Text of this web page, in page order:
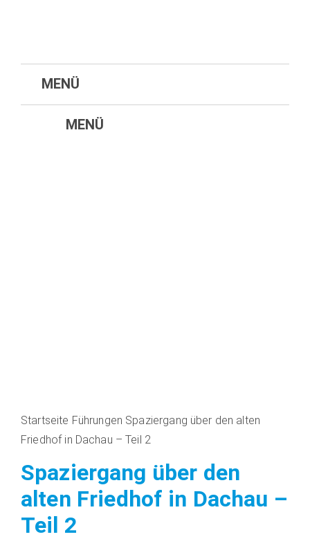
MENÜ
MENÜ
Startseite Führungen Spaziergang über den alten
Friedhof in Dachau – Teil 2
Spaziergang über den
alten Friedhof in Dachau –
Teil 2